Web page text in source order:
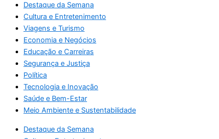
Destaque da Semana
Cultura e Entretenimento
Viagens e Turismo
Economia e Negócios
Educação e Carreiras
Segurança e Justiça
Política
Tecnologia e Inovação
Saúde e Bem-Estar
Meio Ambiente e Sustentabilidade
Destaque da Semana